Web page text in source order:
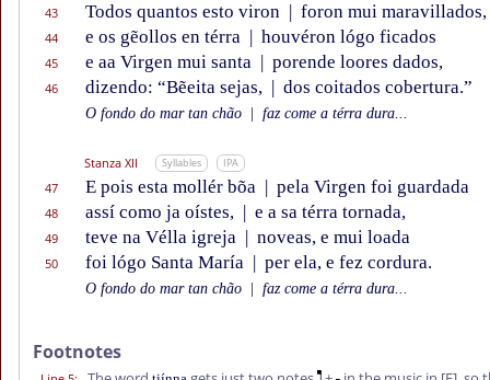
43 Todos quantos esto viron | foron mui maravillados,
44 e os gẽollos en térra | houvéron lógo ficados
45 e aa Virgen mui santa | porende loores dados,
46 dizendo: “Bẽeita sejas, | dos coitados cobertura.”
O fondo do mar tan chão faz come a térra dura...
Stanza XII Syllables IPA
47 E pois esta mollér bõa | pela Virgen foi guardada
48 assí como ja oístes, | e a sa térra tornada,
49 teve na Vélla igreja | noveas, e mui loada
50 foi lógo Santa María | per ela, e fez cordura.
O fondo do mar tan chão faz come a térra dura...
Footnotes